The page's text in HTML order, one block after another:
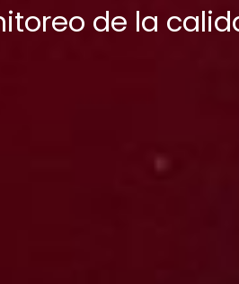
de la